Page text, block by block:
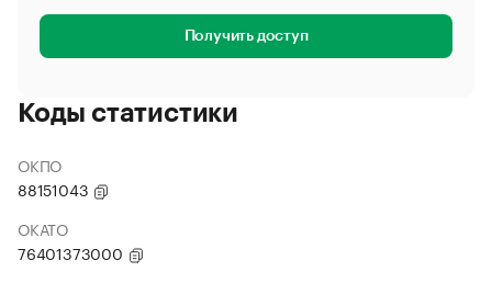
Получить доступ
Коды статистики
ОКПО
88151043
ОКАТО
76401373000